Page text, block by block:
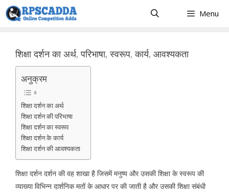
Skip
to
Menu
शिक्षा दर्शन का अर्थ, परिभाषा, स्वरूप, कार्य, आवश्यकता
अनुक्रम
शिक्षा दर्शन का अर्थ
शिक्षा दर्शन की परिभाषा
शिक्षा दर्शन का स्वरूप
शिक्षा दर्शन के कार्य
शिक्षा दर्शन की आवश्यकता
शिक्षा दर्शन दर्शन की वह शाखा है जिसमें मनुष्य और उसकी शिक्षा के स्वरूप की
व्याख्या विभिन्न दार्शनिक मतों के आधार पर की जाती है और उसकी शिक्षा संबंधी